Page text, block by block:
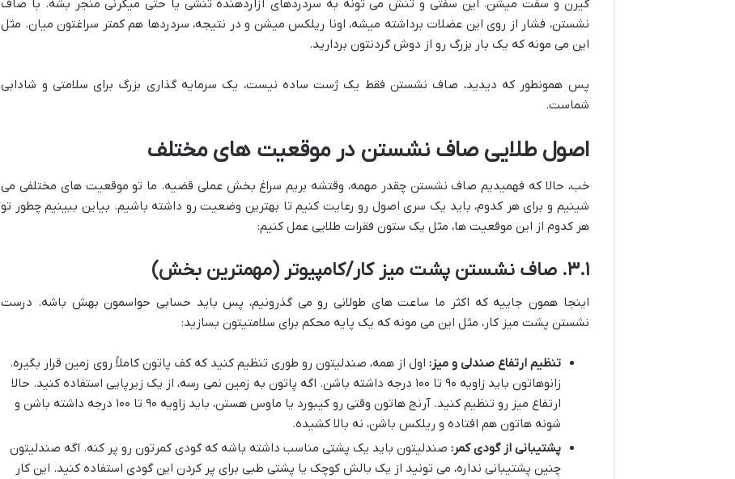
گیرن و سفت میشن. این سفتی و تنش می تونه به سردردهای آزاردهنده تنشی یا حتی میگرنی منجر بشه. با صاف
نشستن، فشار از روی این عضلات برداشته میشه، اونا ریلکس میشن و در نتیجه، سردردها هم کمتر سراغتون میان. مثل
این می مونه که یک بار بزرگ رو از دوش گردنتون بردارید.
پس همونطور که دیدید، صاف نشستن فقط یک ژست ساده نیست، یک سرمایه گذاری بزرگ برای سلامتی و شادابی
شماست.
اصول طلایی صاف نشستن در موقعیت های مختلف
خب، حالا که فهمیدیم صاف نشستن چقدر مهمه، وقتشه بریم سراغ بخش عملی قضیه. ما تو موقعیت های مختلفی می
شینیم و برای هر کدوم، باید یک سری اصول رو رعایت کنیم تا بهترین وضعیت رو داشته باشیم. بیاین ببینیم چطور تو
هر کدوم از این موقعیت ها، مثل یک ستون فقرات طلایی عمل کنیم:
۳.۱. صاف نشستن پشت میز کار/کامپیوتر (مهمترین بخش)
اینجا همون جاییه که اکثر ما ساعت های طولانی رو می گذرونیم، پس باید حسابی حواسمون بهش باشه. درست
نشستن پشت میز کار، مثل این می مونه که یک پایه محکم برای سلامتیتون بسازید:
تنظیم ارتفاع صندلی و میز: اول از همه، صندلیتون رو طوری تنظیم کنید که کف پاتون کاملاً روی زمین قرار بگیره.
زانوهاتون باید زاویه ۹۰ تا ۱۰۰ درجه داشته باشن. اگه پاتون به زمین نمی رسه، از یک زیرپایی استفاده کنید. حالا
ارتفاع میز رو تنظیم کنید. آرنج هاتون وقتی رو کیبورد یا ماوس هستن، باید زاویه ۹۰ تا ۱۰۰ درجه داشته باشن و
شونه هاتون هم افتاده و ریلکس باشن، نه بالا کشیده.
پشتیبانی از گودی کمر: صندلیتون باید یک پشتی مناسب داشته باشه که گودی کمرتون رو پر کنه. اگه صندلیتون
چنین پشتیبانی نداره، می تونید از یک بالش کوچک یا پشتی طبی برای پر کردن این گودی استفاده کنید. این کار